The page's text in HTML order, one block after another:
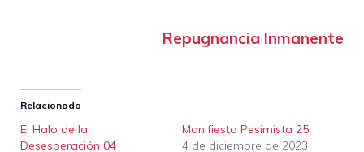
Repugnancia Inmanente
Relacionado
El Halo de la
Desesperación 04
Manifiesto Pesimista 25
4 de diciembre de 2023